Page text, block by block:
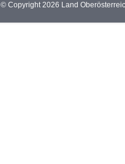
© Copyright 2026 Land